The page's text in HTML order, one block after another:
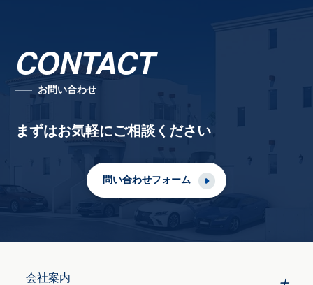
CONTACT
お問い合わせ
まずはお気軽にご相談ください
問い合わせフォーム
会社案内